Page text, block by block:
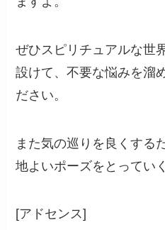
ぜひスピリチュアルな世
設けて、不要な悩みを溜
ださい。
また気の巡りを良くする
地よいポーズをとってい
[アドセンス]